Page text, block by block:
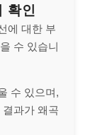
확인
에 대한 부
수 있습니
수 있으며,
결과가 왜곡